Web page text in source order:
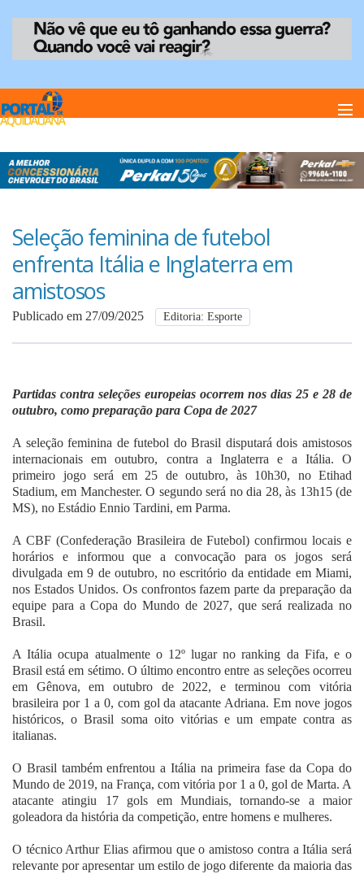
Home
Anuncie
Anuncie
Seleção feminina de futebol
enfrenta Itália e Inglaterra em
amistosos
Publicado em 27/09/2025 Editoria: Esporte
Partidas contra seleções europeias ocorrem nos dias 25 e 28 de
outubro, como preparação para Copa de 2027
A seleção feminina de futebol do Brasil disputará dois amistosos
internacionais em outubro, contra a Inglaterra e a Itália. O
primeiro jogo será em 25 de outubro, às 10h30, no Etihad
Stadium, em Manchester. O segundo será no dia 28, às 13h15 (de
MS), no Estádio Ennio Tardini, em Parma.
A CBF (Confederação Brasileira de Futebol) confirmou locais e
horários e informou que a convocação para os jogos será
divulgada em 9 de outubro, no escritório da entidade em Miami,
nos Estados Unidos. Os confrontos fazem parte da preparação da
equipe para a Copa do Mundo de 2027, que será realizada no
Brasil.
A Itália ocupa atualmente o 12º lugar no ranking da Fifa, e o
Brasil está em sétimo. O último encontro entre as seleções ocorreu
em Gênova, em outubro de 2022, e terminou com vitória
brasileira por 1 a 0, com gol da atacante Adriana. Em nove jogos
históricos, o Brasil soma oito vitórias e um empate contra as
italianas.
O Brasil também enfrentou a Itália na primeira fase da Copa do
Mundo de 2019, na França, com vitória por 1 a 0, gol de Marta. A
atacante atingiu 17 gols em Mundiais, tornando-se a maior
goleadora da história da competição, entre homens e mulheres.
O técnico Arthur Elias afirmou que o amistoso contra a Itália será
relevante por apresentar um estilo de jogo diferente da maioria das